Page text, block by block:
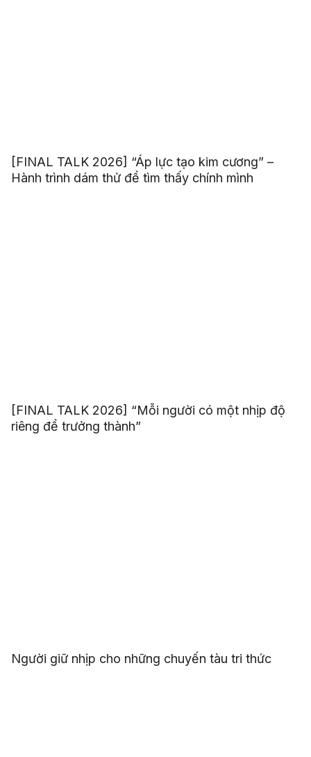
[FINAL TALK 2026] “Áp lực tạo kim cương” –
Hành trình dám thử để tìm thấy chính mình
[FINAL TALK 2026] “Mỗi người có một nhịp độ
riêng để trưởng thành”
Người giữ nhịp cho những chuyến tàu tri thức